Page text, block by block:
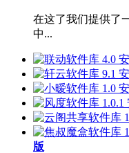
在这了我们提供了
中...
版